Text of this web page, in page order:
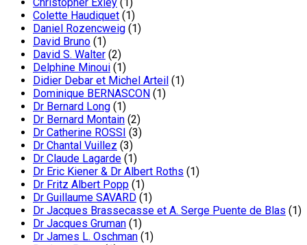
Colette Haudiquet (1)
Daniel Rozencweig (1)
David Bruno (1)
David S. Walter (2)
Delphine Minoui (1)
Didier Debar et Michel Arteil (1)
Dominique BERNASCON (1)
Dr Bernard Long (1)
Dr Bernard Montain (2)
Dr Catherine ROSSI (3)
Dr Chantal Vuillez (3)
Dr Claude Lagarde (1)
Dr Eric Kiener & Dr Albert Roths (1)
Dr Fritz Albert Popp (1)
Dr Guillaume SAVARD (1)
Dr Jacques Brassecasse et A. Serge Puente de Blas (1)
Dr Jacques Gruman (1)
Dr James L. Oschman (1)